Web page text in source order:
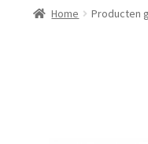
Home Producten